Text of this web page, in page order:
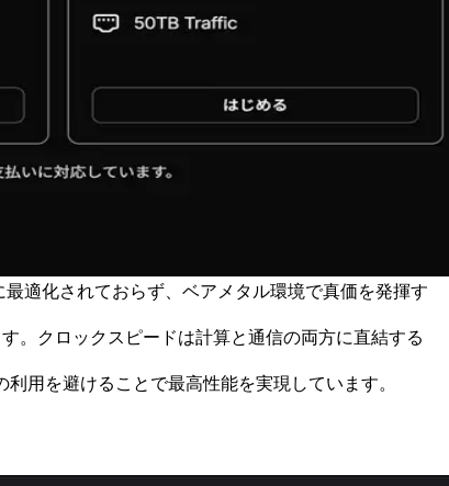
適化されておらず、ベアメタル環境で真価を発揮す
。クロックスピードは計算と通信の両方に直結する
用を避けることで最高性能を実現しています。